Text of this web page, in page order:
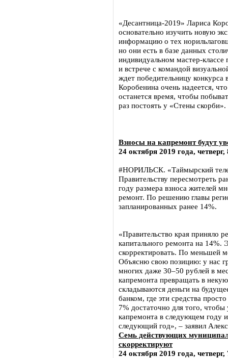
«Десантница-2019» Лариса
основательно изучить новую
информацию о тех
но они есть в базе данных
индивидуальном мастер-
и встрече с командой
ждет победительницу
Коробенина очень надеется,
останется время, чтобы
раз постоять у «Стены скорби».
Взносы на капремонт будут
24 октября 2019 года, четверг,
#НОРИЛЬСК. «Таймырский
Правительству пересмотреть
году размера взноса жителей
ремонт. По решению главы
запланированных ранее 14%.
«Правительство края приняло
капитального ремонта на
скорректировать. По меньшей
Объясню свою позицию: у нас
многих даже 30–50 рублей в
капремонта превращать в
складываются деньги на
банком, где эти средства
7% достаточно для того,
капремонта в следующем году и
следующий год», – заявил
Семь действующих
скорректируют
24 октября 2019 года, четверг,